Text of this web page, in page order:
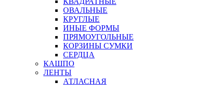
ОВАЛЬНЫЕ
КРУГЛЫЕ
ИНЫЕ ФОРМЫ
ПРЯМОУГОЛЬНЫЕ
КОРЗИНЫ СУМКИ
СЕРДЦА
КАШПО
ЛЕНТЫ
АТЛАСНАЯ